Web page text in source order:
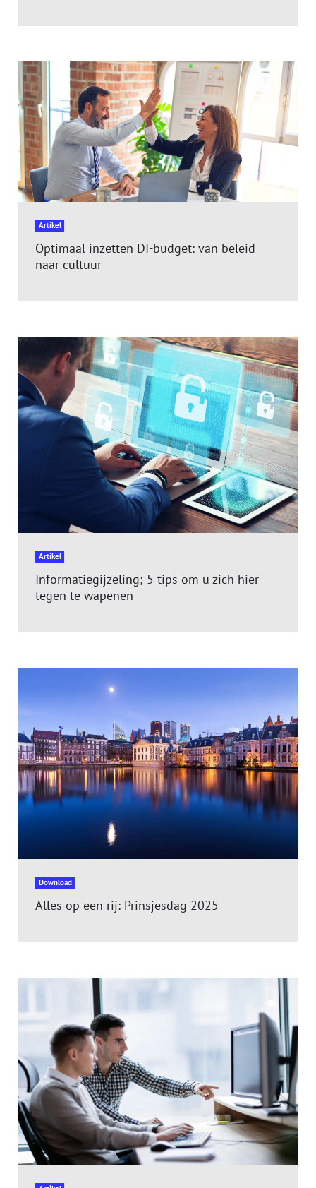
Artikel
Optimaal inzetten DI-budget: van beleid
naar cultuur
Artikel
Informatiegijzeling; 5 tips om u zich hier
tegen te wapenen
Download
Alles op een rij: Prinsjesdag 2025